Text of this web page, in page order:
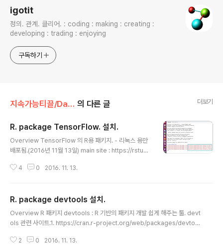
igotit
정의. 관계. 클리어. : coding : making : creating :
developing : trading : enjoying
구독하기
지속가능티끌/Data.Math.Phys 의 다른 글 더보기
R. package TensorFlow. 설치.
Overview TensorFlow 의 R용 패키지. - 리눅스 용만
배포됨.(2016년 11월 13일) main site : https://rstudi
패키지 설치. 사전 필수환경. 1. 운영체제 : Ubuntu 16.04
TensorFlow 설치되어있어야 한다. - 설치 상세보기 ->
http://igotit.tistory.com/1089- TensorFlow 는 실
행환경에 따라 설치되는 바이너리가 다르며, 본 글에서는
4 0 2016. 11. 13.
R. package devtools 설치.
Overview R 패키지 devtools : R 기반의 패키지 개발 쉽게 해주는 툴. devt
ols 관련 사이트.1. https://cran.r-project.org/web/packages/devtool
devtools/ devtools 설치. R console 창에서 아래 구문 실행. install.pac
2 0 2016. 11. 13.